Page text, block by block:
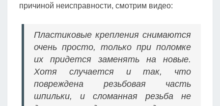
причиной неисправности, смотрим видео:
Пластиковые крепления снимаются
очень просто, только при поломке
их придется заменять на новые.
Хотя случается и так, что
повреждена резьбовая часть
шпильки, и сломанная резьба не